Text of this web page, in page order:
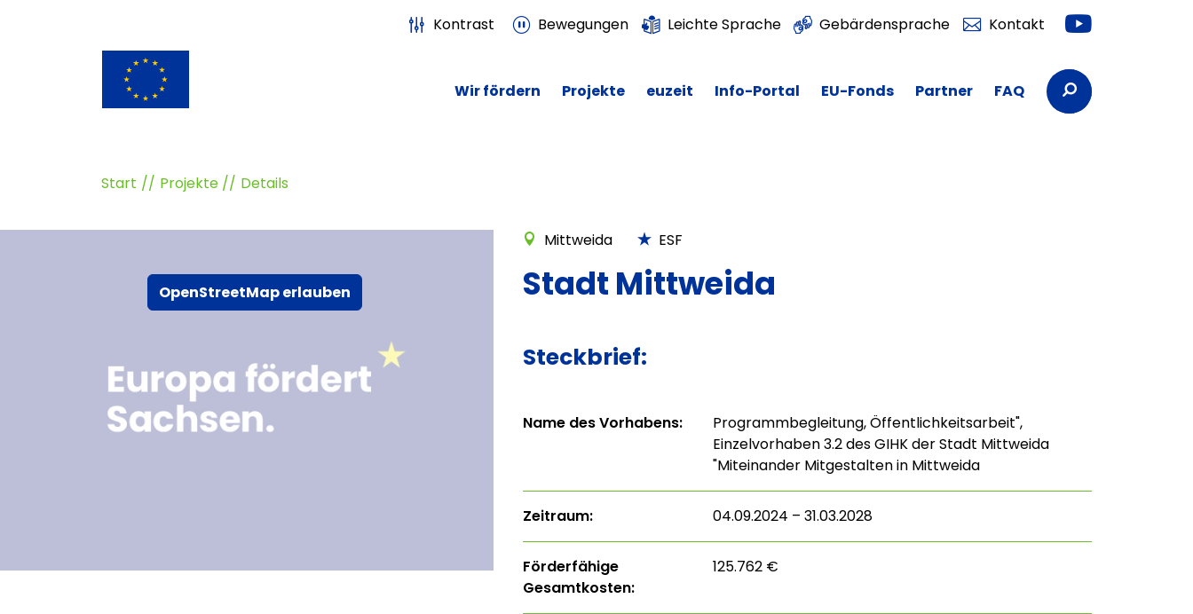
Kontrast Bewegungen Leichte Sprache Gebärdensprache Kontakt Youtube
Wir fördern Projekte euzeit Info-Portal EU-Fonds Partner FAQ Suchbegriffe
Start Projekte Details
OpenStreetMap erlauben
Mittweida ESF
Stadt Mittweida
Steckbrief:
Name des Vorhabens:
Programmbegleitung, Öffentlichkeitsarbeit",
Einzelvorhaben 3.2 des GIHK der Stadt Mittweida
"Miteinander Mitgestalten in Mittweida
Zeitraum: 04.09.2024 – 31.03.2028
Förderfähige
Gesamtkosten:
125.762 €